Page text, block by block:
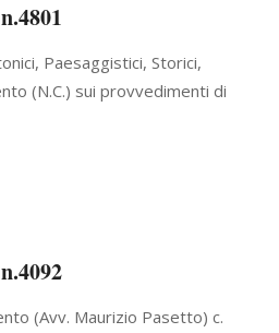
Paesaggistici, Storici,
(N.C.) sui provvedimenti di
(Avv. Maurizio Pasetto) c.